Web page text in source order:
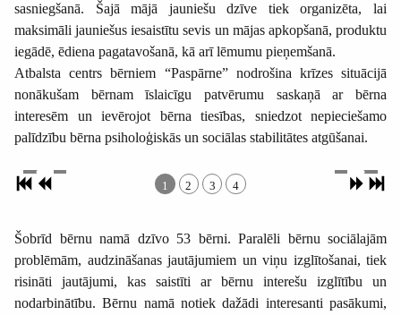
sasniegšanā. Šajā mājā jauniešu dzīve tiek organizēta, lai
maksimāli jauniešus iesaistītu sevis un mājas apkopšanā, produktu
iegādē, ēdiena pagatavošanā, kā arī lēmumu pieņemšanā.
Atbalsta centrs bērniem “Paspārne” nodrošina krīzes situācijā
nonākušam bērnam īslaicīgu patvērumu saskaņā ar bērna
interesēm un ievērojot bērna tiesības, sniedzot nepieciešamo
palīdzību bērna psiholoģiskās un sociālas stabilitātes atgūšanai.
1 2 3 4
Šobrīd bērnu namā dzīvo 53 bērni. Paralēli bērnu sociālajām
problēmām, audzināšanas jautājumiem un viņu izglītošanai, tiek
risināti jautājumi, kas saistīti ar bērnu interešu izglītību un
nodarbinātību. Bērnu namā notiek dažādi interesanti pasākumi,